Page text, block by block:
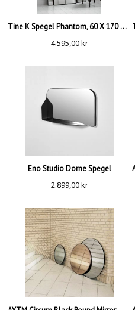
Tine K Spegel Phantom, 60 X 170 CM
4.595,00kr
Eno Studio Dorne Spegel
2.899,00kr